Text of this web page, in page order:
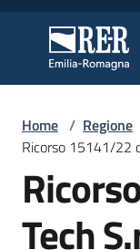
Regione
Regione
Regione
Home / Regione
Ricorso 15141/22
Tech